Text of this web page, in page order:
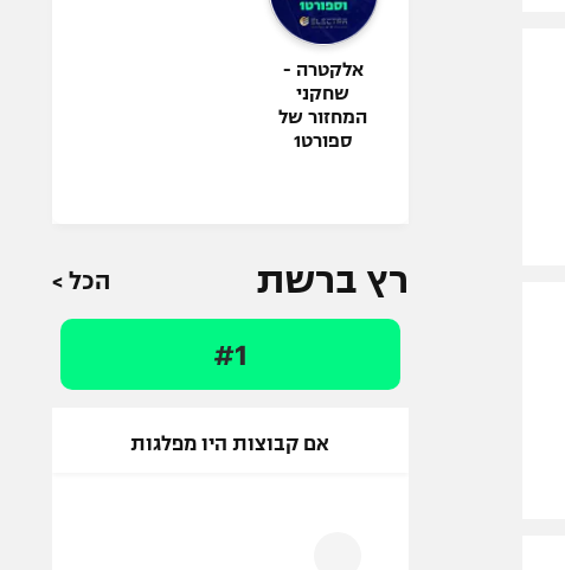
אלקטרה -
שחקני
המחזור של
ספורט1
רץ ברשת הכל >
#1
אם קבוצות היו מפלגות